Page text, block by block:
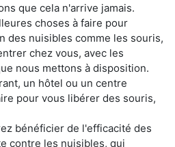
que cela n'arrive jamais.
choses à faire pour
des nuisibles comme les souris,
chez vous, avec les
nous mettons à disposition.
un hôtel ou un centre
pour vous libérer des souris,
bénéficier de l'efficacité des
contre les nuisibles, qui